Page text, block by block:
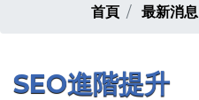
首頁 最新消息
SEO進階提升